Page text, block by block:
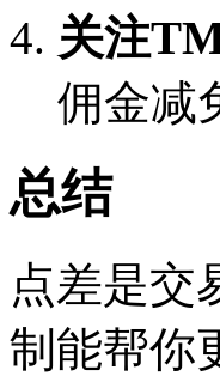
关注
佣金减
总结
点差是交
制能帮你